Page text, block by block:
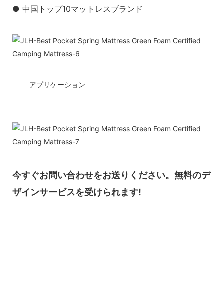
● 中国トップ10マットレスブランド
アプリケーション
今すぐお問い合わせをお送りください。無料のデ
ザインサービスを受けられます!